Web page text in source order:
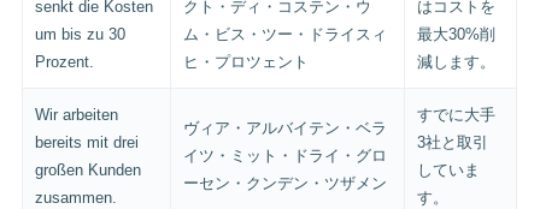
senkt die Kosten
um bis zu 30
Prozent.
クト・ディ・コステン・ウ
ム・ビス・ツー・ドライスィ
ヒ・プロツェント
はコストを
最大30%削
減します。
Wir arbeiten
bereits mit drei
großen Kunden
zusammen.
ヴィア・アルバイテン・ベラ
イツ・ミット・ドライ・グロ
ーセン・クンデン・ツザメン
すでに大手
3社と取引
していま
す。